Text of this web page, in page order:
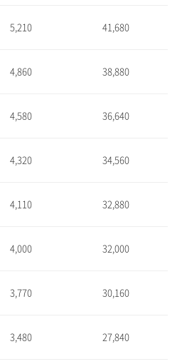
5,210 41,680
4,860 38,880
4,580 36,640
4,320 34,560
4,110 32,880
4,000 32,000
3,770 30,160
3,480 27,840